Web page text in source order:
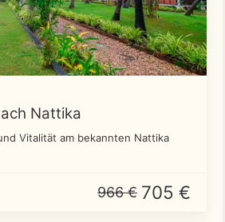
Nattika
Vitalität am bekannten Nattika
966 € 705 €